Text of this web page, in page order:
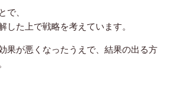
で、
した上で戦略を考えています。
果が悪くなったうえで、結果の出る方